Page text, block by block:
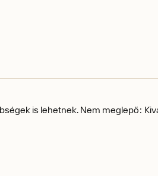
is lehetnek. Nem meglepő: